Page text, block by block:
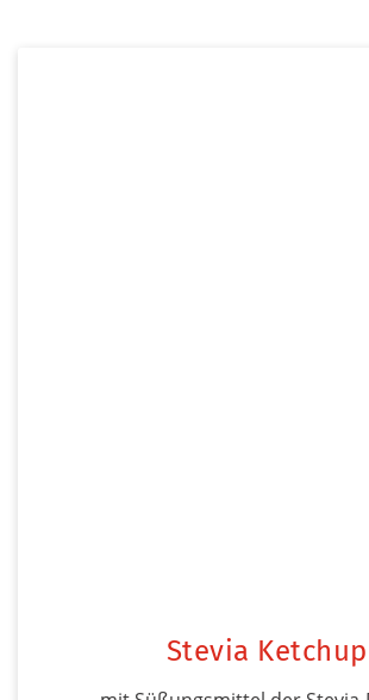
Stevia Ketchup